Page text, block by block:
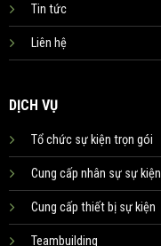
Tin tức
Liên hệ
DỊCH VỤ
Tổ chức sự kiện trọn gói
Cung cấp nhân sự sự kiện
Cung cấp thiết bị sự kiện
Teambuilding